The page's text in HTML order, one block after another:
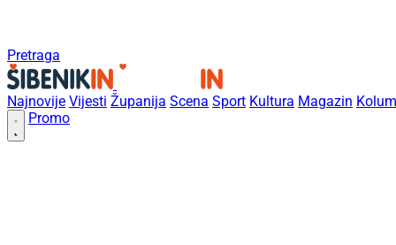
Pretraga
Najnovije Vijesti Županija Scena Sport Kultura Magazin
Promo